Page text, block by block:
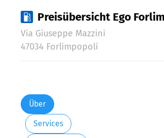
Preisübersicht Ego
Via Giuseppe Mazzini
47034 Forlimpopoli
Über
Services